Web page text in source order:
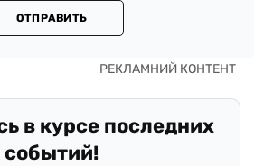
ОТПРАВИТЬ
в курсе последних
событий!